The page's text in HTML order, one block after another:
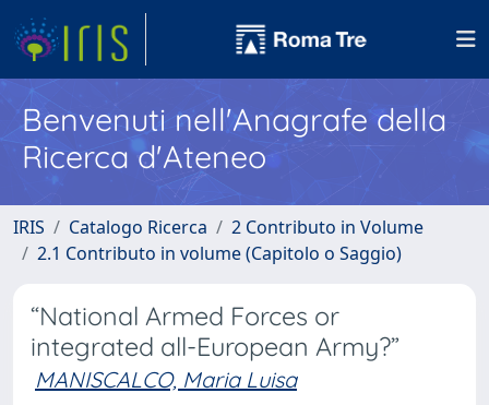
Benvenuti nell'Anagrafe della
Ricerca d'Ateneo
IRIS Catalogo Ricerca
2 Contributo in Volume
2.1 Contributo in volume (Capitolo o Saggio)
“National Armed Forces or
integrated all-European Army?”
MANISCALCO, Maria Luisa